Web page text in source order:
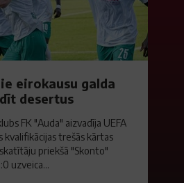
eirokausu galda
desertus
FK "Auda" aizvadīja UEFA
kvalifikācijas trešās kārtas
priekšā "Skonto"
uzveica...